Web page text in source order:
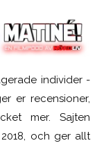
individer -
er recensioner,
mer. Sajten
och ger allt